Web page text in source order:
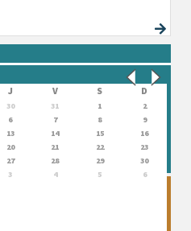
J V S D
30 31 1
2
6 7 8
9
13 14 15
16
20 21 22
23
27 28 29
30
3 4 5 6